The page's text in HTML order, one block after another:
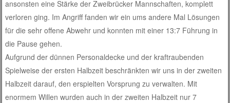
ansonsten eine Stärke der Zweibrücker Mannschaften, komplett
verloren ging. Im Angriff fanden wir ein ums andere Mal Lösungen
für die sehr offene Abwehr und konnten mit einer 13:7 Führung in
die Pause gehen.
Aufgrund der dünnen Personaldecke und der kraftraubenden
Spielweise der ersten Halbzeit beschränkten wir uns in der zweiten
Halbzeit darauf, den erspielten Vorsprung zu verwalten. Mit
enormem Willen wurden auch in der zweiten Halbzeit nur 7